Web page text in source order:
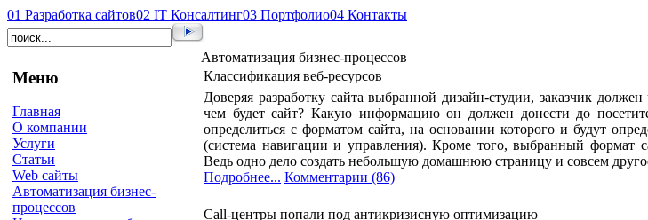
01 Разработка сайтов02 IT Консалтинг03 Портфолио04 Контакты
Меню
Главная
О компании
Услуги
Статьи
Web сайты
Автоматизация бизнес-
процессов
Автоматизация бизнес-процессов
Классификация веб-ресурсов
Доверяя разработку сайта выбранной дизайн-студии, заказчик
чем будет сайт? Какую информацию он должен донести до
определиться с форматом сайта, на основании которого и будут
(система навигации и управления). Кроме того, выбранный формат
Ведь одно дело создать небольшую домашнюю страницу и совсем
Подробнее... Комментарии (86)
Call-центры попали под антикризисную оптимизацию